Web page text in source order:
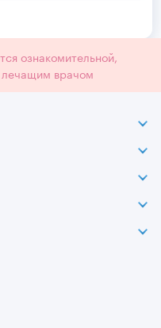
ознакомительной,
лечащим врачом